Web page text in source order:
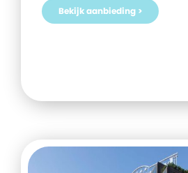
Bekijk aanbieding >